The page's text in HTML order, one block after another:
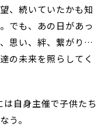
、続いていたかも知
でも、あの日があっ
思い、絆、繋がり…
の未来を照らしてく
自身主催で子供たち
う。